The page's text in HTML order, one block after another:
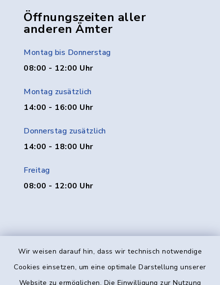
Wir weisen darauf hin, dass wir technisch notwendige
Cookies einsetzen, um eine optimale Darstellung unserer
Website zu ermöglichen. Die Einwilligung zur Nutzung
Öffnungszeiten aller
anderen Ämter
Montag bis Donnerstag
08:00 - 12:00 Uhr
Montag zusätzlich
14:00 - 16:00 Uhr
Donnerstag zusätzlich
14:00 - 18:00 Uhr
Freitag
08:00 - 12:00 Uhr
Kontakt